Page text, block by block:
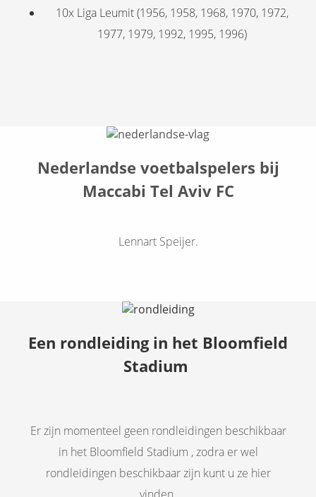
10x Liga Leumit (1956, 1958, 1968, 1970, 1972,
1977, 1979, 1992, 1995, 1996)
Nederlandse voetbalspelers bij
Maccabi Tel Aviv FC
Lennart Speijer.
Een rondleiding in het Bloomfield
Stadium
Er zijn momenteel geen rondleidingen beschikbaar
in het Bloomfield Stadium , zodra er wel
rondleidingen beschikbaar zijn kunt u ze hier